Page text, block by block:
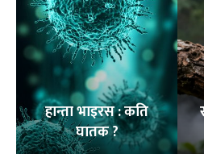
हान्ता भाइरस : कति
घातक ?